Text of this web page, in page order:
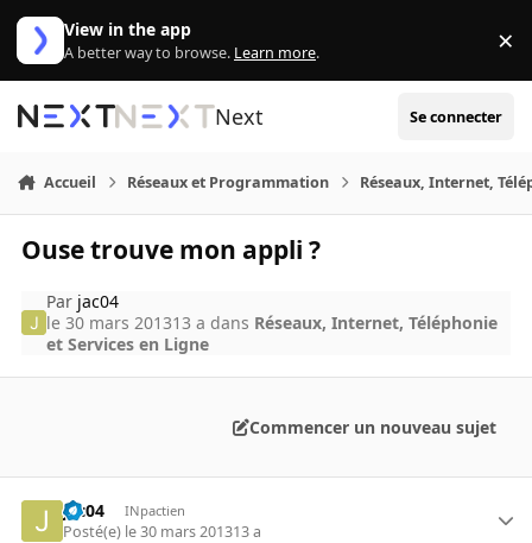
Aller au contenu
View in the app
A better way to browse. Learn more. ×
Next Se connecter
Accueil Réseaux et Programmation Réseaux, Internet,
Ouse trouve mon appli ?
Par jac04
le 30 mars 201313 a dans Réseaux, Internet, Téléphonie
et Services en Ligne
Commencer un nouveau sujet
jac04 INpactien
Posté(e) le 30 mars 201313 a